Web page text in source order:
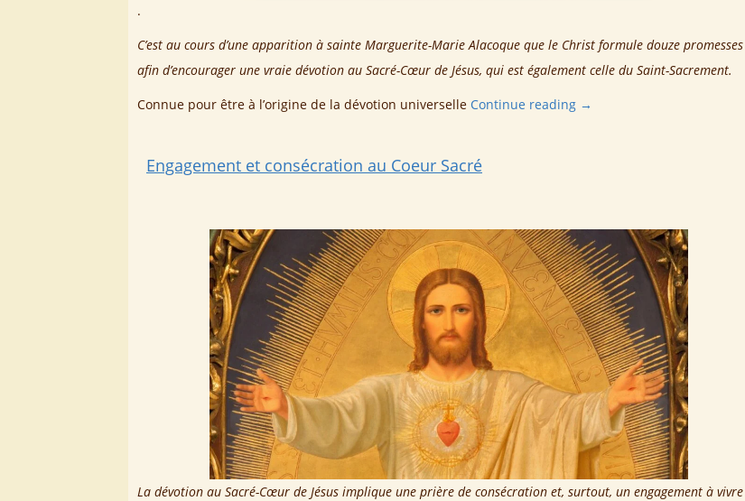
.
C’est au cours d’une apparition à sainte Marguerite-Marie Alacoque que le Christ formule douze promesses
afin d’encourager une vraie dévotion au Sacré-Cœur de Jésus, qui est également celle du Saint-Sacrement.
Connue pour être à l’origine de la dévotion universelle Continue reading →
Engagement et consécration au Coeur Sacré
La dévotion au Sacré-Cœur de Jésus implique une prière de consécration et, surtout, un engagement à vivre